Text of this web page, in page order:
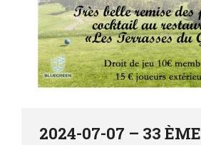
2024-07-07 – 33 ÈME